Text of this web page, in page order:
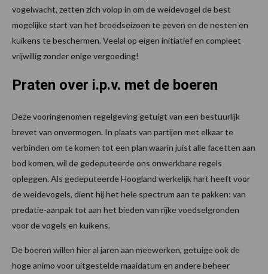
vogelwacht, zetten zich volop in om de weidevogel de best
mogelijke start van het broedseizoen te geven en de nesten en
kuikens te beschermen. Veelal op eigen initiatief en compleet
vrijwillig zonder enige vergoeding!
Praten over i.p.v. met de boeren
Deze vooringenomen regelgeving getuigt van een bestuurlijk
brevet van onvermogen. In plaats van partijen met elkaar te
verbinden om te komen tot een plan waarin juist alle facetten aan
bod komen, wil de gedeputeerde ons onwerkbare regels
opleggen. Als gedeputeerde Hoogland werkelijk hart heeft voor
de weidevogels, dient hij het hele spectrum aan te pakken: van
predatie-aanpak tot aan het bieden van rijke voedselgronden
voor de vogels en kuikens.
De boeren willen hier al jaren aan meewerken, getuige ook de
hoge animo voor uitgestelde maaidatum en andere beheer